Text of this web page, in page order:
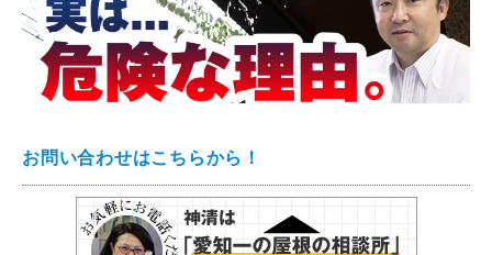
お問い合わせはこちらから！